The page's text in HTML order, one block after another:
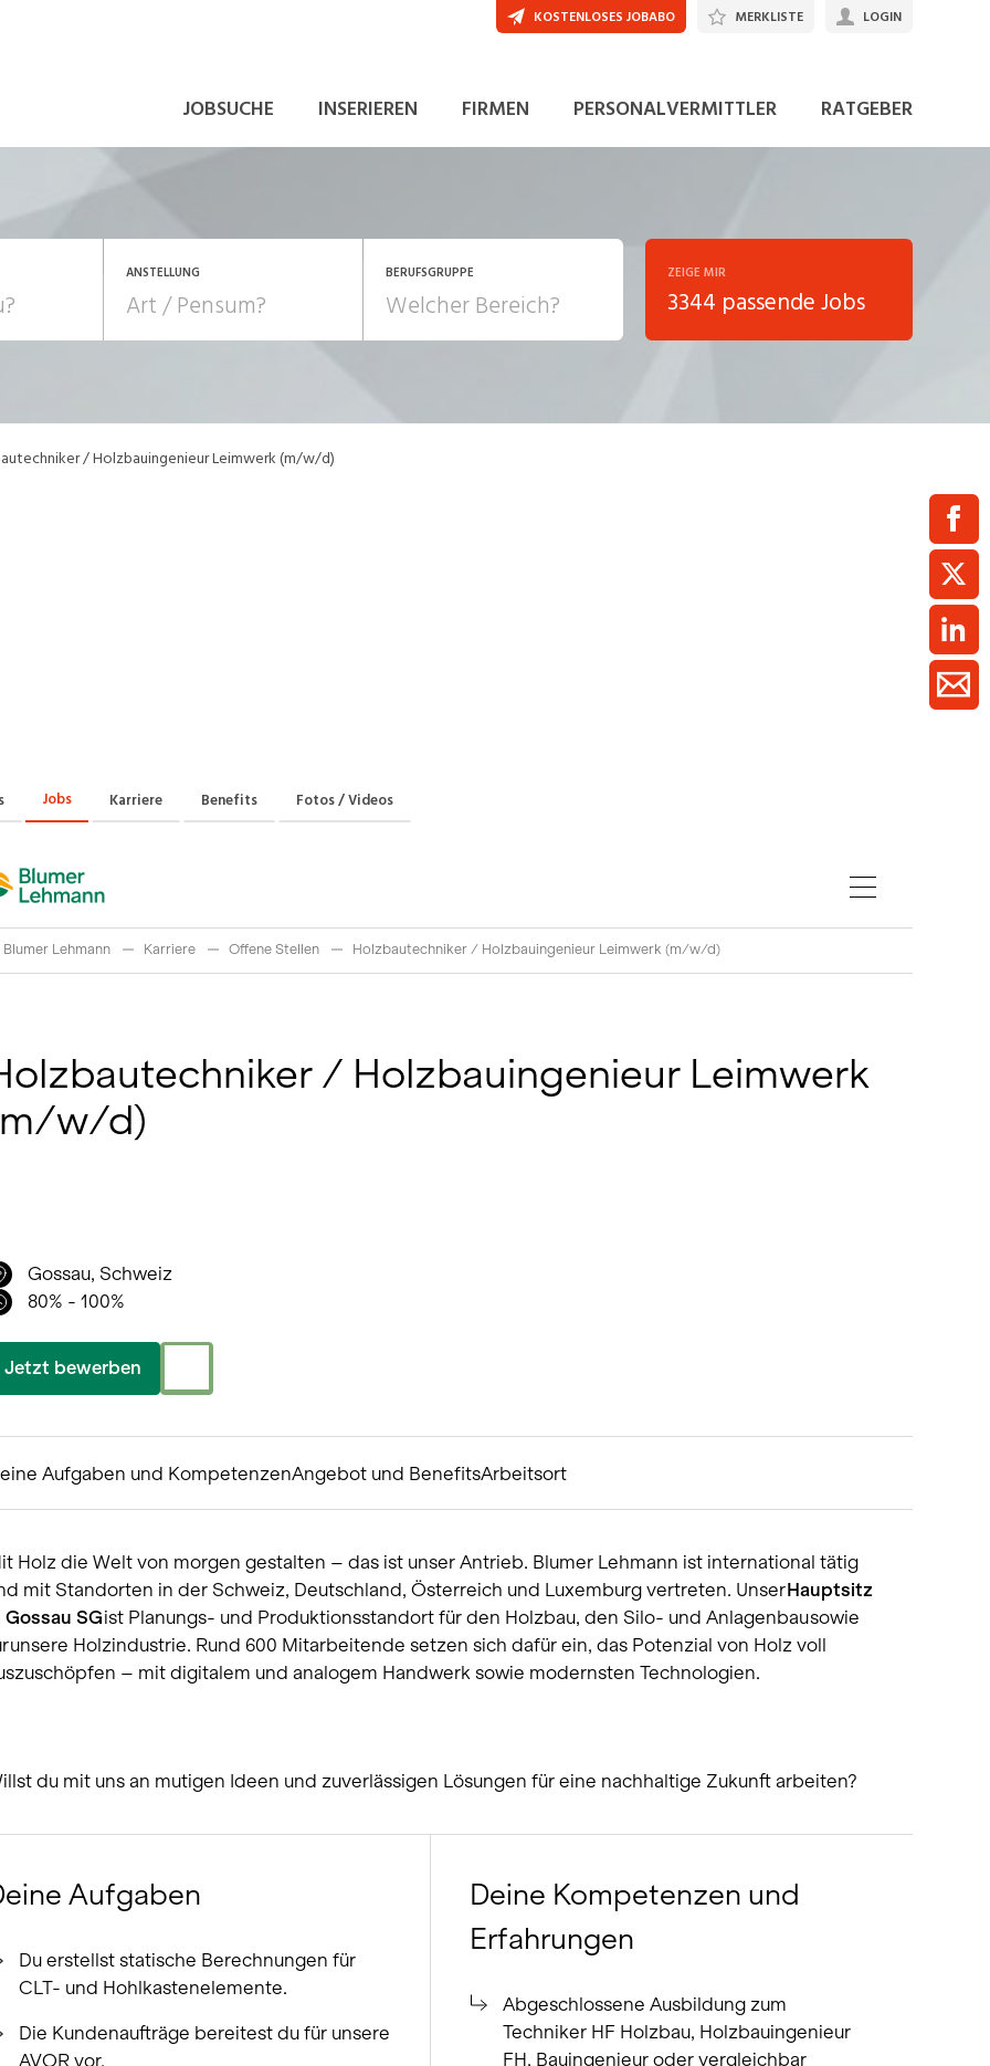
JOBSUCHE INSERIEREN FIRMEN PERSONALVERMITTLER RATGEBER
KOSTENLOSES JOBABO MERKLISTE LOGIN
ANSTELLUNG
Temporär (befristet)
BERUFSGRUPPE
Human Resources Einkauf, Logistik, Transport,
Verkehr
Rettung, Polizei, Zoll
ZEIGE MIR
3344 passende Jobs
/ Holzbauingenieur Leimwerk (m/w/d)
Jobs Karriere Benefits Fotos / Videos